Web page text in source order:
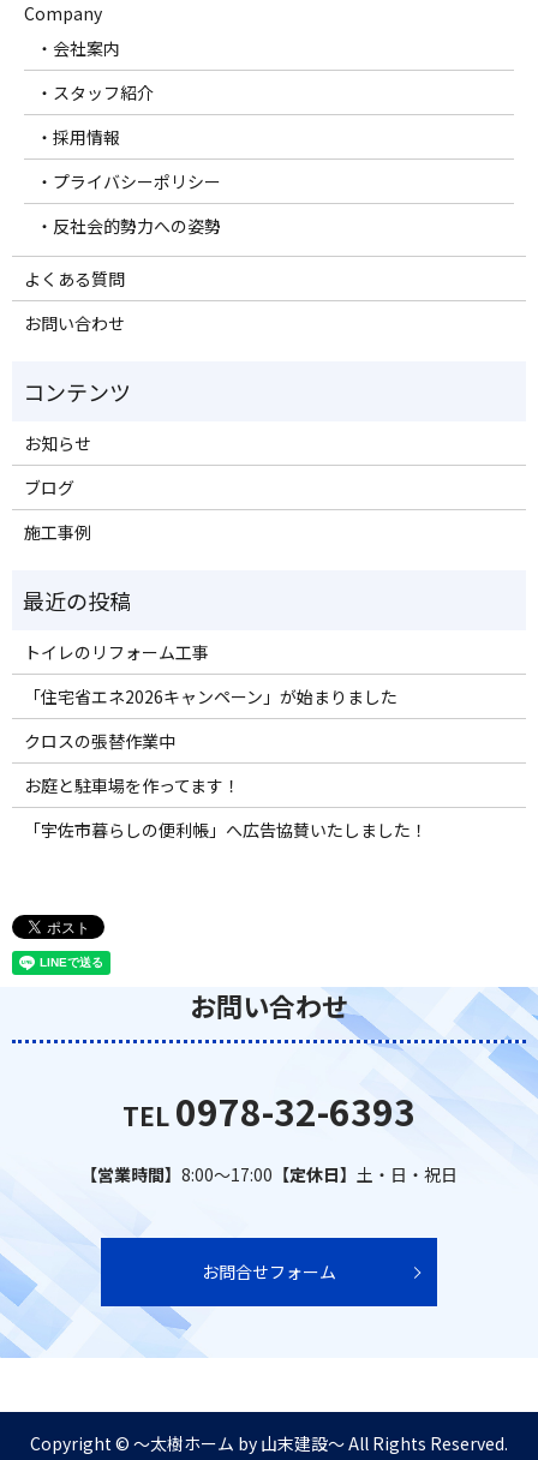
Company
・会社案内
・スタッフ紹介
・採用情報
・プライバシーポリシー
・反社会的勢力への姿勢
よくある質問
お問い合わせ
お知らせ
ブログ
施工事例
トイレのリフォーム工事
「住宅省エネ2026キャンペーン」が始まりました
クロスの張替作業中
お庭と駐車場を作ってます！
「宇佐市暮らしの便利帳」へ広告協賛いたしました！
お問い合わせ
TEL 0978-32-6393
【営業時間】 8:00～17:00 【定休日】 土・日・祝日
お問合せフォーム
Copyright © ～太樹ホーム by 山末建設～ All Rights Reserved.